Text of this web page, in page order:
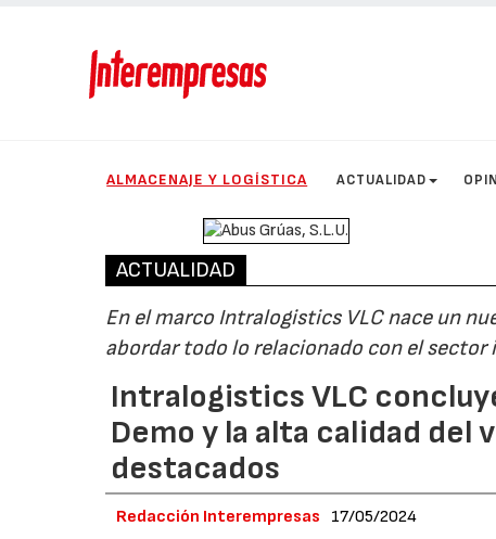
ALMACENAJE Y LOGÍSTICA ACTUALIDAD
ACTUALIDAD
En el marco Intralogistics VLC nace un
abordar todo lo relacionado con el
Intralogistics VLC
Demo y la alta calidad
destacados
Redacción Interempresas 17/05/2024